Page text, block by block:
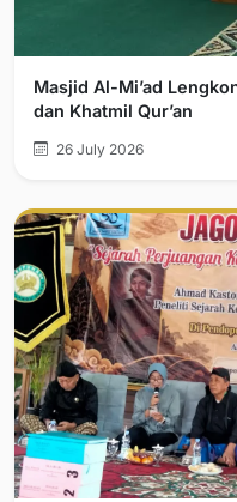
Masjid Al-Mi’ad
dan Khatmil Qur’an
26 July 2026